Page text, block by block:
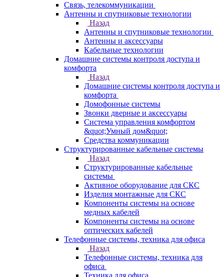
Связь, телекоммуникации
Антенны и спутниковые технологии
Назад
Антенны и спутниковые технологии
Антенны и аксессуары
Кабельные технологии
Домашние системы контроля доступа и
комфорта
Назад
Домашние системы контроля доступа и
комфорта
Домофонные системы
Звонки дверные и аксессуары
Система управления комфортом
&quot;Умный дом&quot;
Средства коммуникации
Структурированные кабельные системы
Назад
Структурированные кабельные
системы
Активное оборудование для СКС
Изделия монтажные для СКС
Компоненты системы на основе
медных кабелей
Компоненты системы на основе
оптических кабелей
Телефонные системы, техника для офиса
Назад
Телефонные системы, техника для
офиса
Техника для офиса